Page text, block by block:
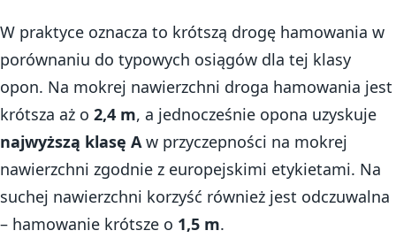
W praktyce oznacza to krótszą drogę hamowania w
porównaniu do typowych osiągów dla tej klasy
opon. Na mokrej nawierzchni droga hamowania jest
krótsza aż o 2,4 m, a jednocześnie opona uzyskuje
najwyższą klasę Aw przyczepności na mokrej
nawierzchni zgodnie z europejskimi etykietami. Na
suchej nawierzchni korzyść również jest odczuwalna
– hamowanie krótsze o 1,5 m.